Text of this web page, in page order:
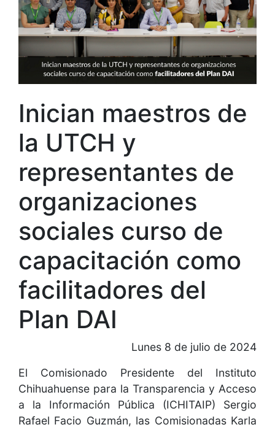
Inician maestros de
la UTCH y
representantes de
organizaciones
sociales curso de
capacitación como
facilitadores del
Plan DAI
Lunes 8 de julio de 2024
El Comisionado Presidente del Instituto
Chihuahuense para la Transparencia y Acceso
a la Información Pública (ICHITAIP) Sergio
Rafael Facio Guzmán, las Comisionadas Karla